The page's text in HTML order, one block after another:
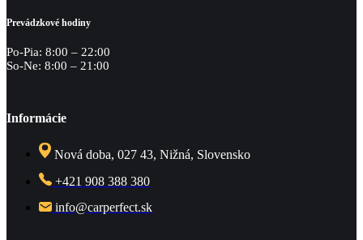
Prevádzkové hodiny
Po-Pia: 8:00 – 22:00
So-Ne: 8:00 – 21:00
Informácie
Nová doba, 027 43, Nižná, Slovensko
+421 908 388 380
info@carperfect.sk